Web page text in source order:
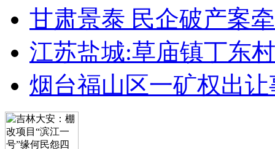
甘肃景泰 民企破产案
江苏盐城:草庙镇丁东
烟台福山区一矿权出